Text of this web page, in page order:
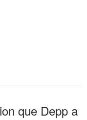
que Depp a